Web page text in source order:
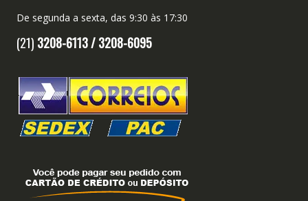
De segunda a sexta, das 9:30 às 17:30
(21) 3208-6113 /3208-6095